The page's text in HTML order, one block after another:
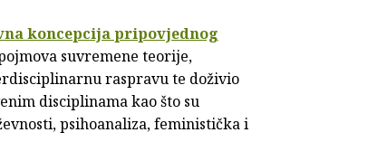
koncepcija pripovjednog
suvremene teorije,
raspravu te doživio
disciplinama kao što su
psihoanaliza, feministička i